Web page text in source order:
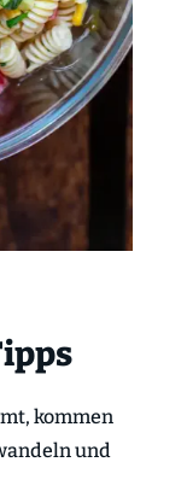
kommen
und